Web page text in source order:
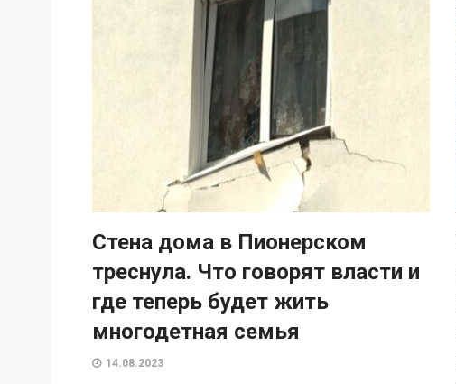
Стена дома в Пионерском
треснула. Что говорят власти и
где теперь будет жить
многодетная семья
14.08.2023